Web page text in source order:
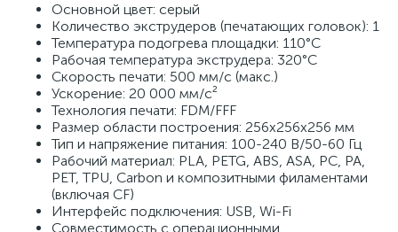
Основной цвет: серый
Количество экструдеров (печатающих головок): 1
Температура подогрева площадки: 110°C
Рабочая температура экструдера: 320°С
Скорость печати: 500 мм/с (макс.)
Ускорение: 20 000 мм/с²
Технология печати: FDM/FFF
Размер области построения: 256x256x256 мм
Тип и напряжение питания: 100-240 В/50-60 Гц
Рабочий материал: PLA, PETG, ABS, ASA, PC, PA,
PET, TPU, Carbon и композитными филаментами
(включая CF)
Интерфейс подключения: USB, Wi-Fi
Совместимость с операционными